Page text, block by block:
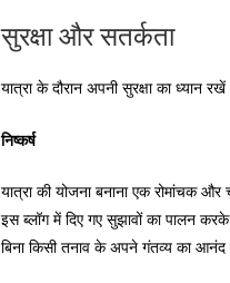
सुरक्षा और सतर्कता
यात्रा के दौरान अपनी सुरक्षा का ध्यान
निष्कर्ष
यात्रा की योजना बनाना एक रोमांचक
इस ब्लॉग में दिए गए सुझावों का पालन
बिना किसी तनाव के अपने गंतव्य का